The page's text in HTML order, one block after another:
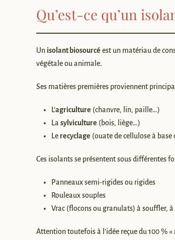
Qu’est-ce qu’un
Un isolant biosourcé est un matériau de
végétale ou animale.
Ses matières premières proviennent
L’agriculture (chanvre, lin, paille…)
La sylviculture (bois, liège…)
Le recyclage (ouate de cellulose à
Ces isolants se présentent sous différentes
Panneaux semi-rigides ou rigides
Rouleaux souples
Vrac (flocons ou granulats) à souffler,
Attention toutefois à l’idée reçue du 100 %